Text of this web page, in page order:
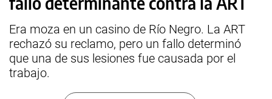
Era moza en un casino de Río Negro. La ART
rechazó su reclamo, pero un fallo determinó
que una de sus lesiones fue causada por el
trabajo.